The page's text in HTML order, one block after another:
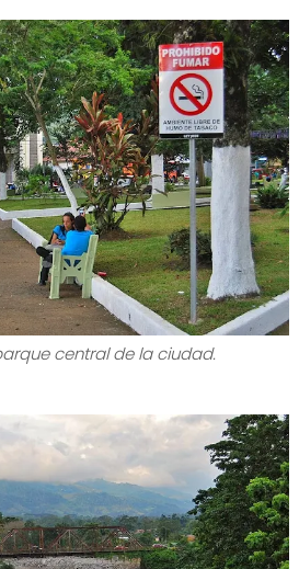
central de la ciudad.